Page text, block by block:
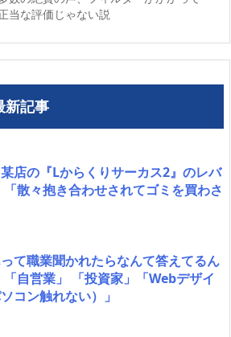
当な評価じゃない説
新記事
某店の『Lからくりサーカス2』のレバ
「散々抱き合わせされてゴミを買わさ
て職業聞かれたらなんて答えてるん
自営業」 「投資家」「Webデザイ
コン触れない）」